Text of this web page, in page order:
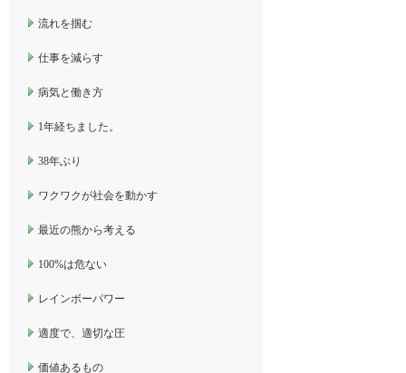
流れを掴む
仕事を減らす
病気と働き方
1年経ちました。
38年ぶり
ワクワクが社会を動かす
最近の熊から考える
100%は危ない
レインボーパワー
適度で、適切な圧
価値あるもの